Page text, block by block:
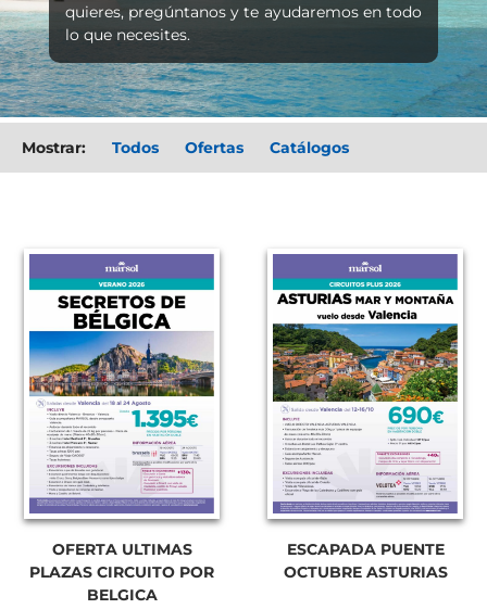
quieres, pregúntanos y te ayudaremos en todo
lo que necesites.
Mostrar:
Todos
oferta catalogo
OFERTA ULTIMAS
PLAZAS CIRCUITO POR
BELGICA
ESCAPADA PUENTE
OCTUBRE ASTURIAS